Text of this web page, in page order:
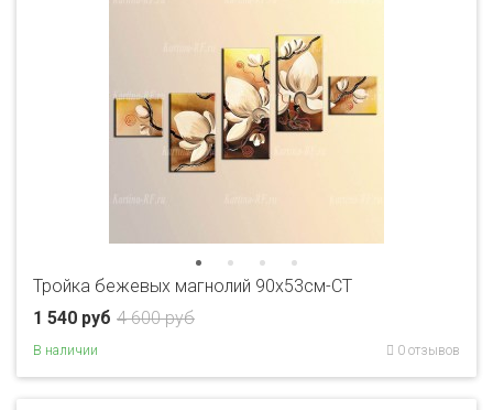
Тройка бежевых магнолий 90x53см-CT
4 600 руб
1 540 руб
В наличии 0 отзывов